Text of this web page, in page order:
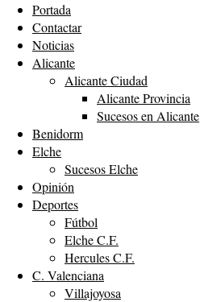
Portada
Contactar
Noticias
Alicante
Alicante Ciudad
Alicante Provincia
Sucesos en Alicante
Benidorm
Elche
Sucesos Elche
Opinión
Deportes
Fútbol
Elche C.F.
Hercules C.F.
C. Valenciana
Villajoyosa